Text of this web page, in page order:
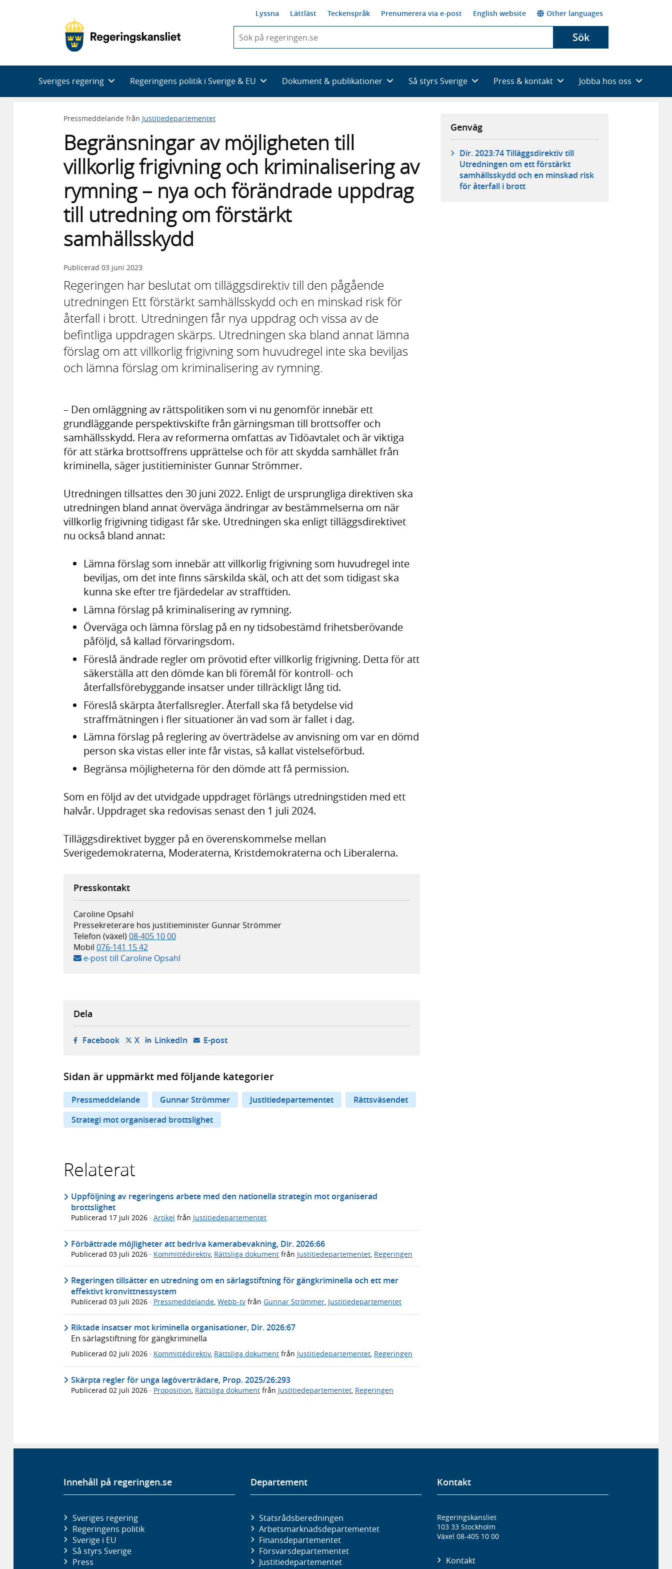
Lyssna Lättläst Teckenspråk Prenumerera via e-post English website Other languages
du
skriva
framträder
en
Sök
Sveriges regering Regeringens politik i Sverige & EU Dokument & publikationer Så styrs Sverige Press & kontakt Jobba hos oss
Pressmeddelande från Justitiedepartementet
Begränsningar av möjligheten till
villkorlig frigivning och kriminalisering av
rymning – nya och förändrade uppdrag
till utredning om förstärkt
samhällsskydd
Publicerad 03 juni 2023
Regeringen har beslutat om tilläggsdirektiv till den pågående
utredningen Ett förstärkt samhällsskydd och en minskad risk för
återfall i brott. Utredningen får nya uppdrag och vissa av de
befintliga uppdragen skärps. Utredningen ska bland annat lämna
förslag om att villkorlig frigivning som huvudregel inte ska beviljas
och lämna förslag om kriminalisering av rymning.
– Den omläggning av rättspolitiken som vi nu genomför innebär ett
grundläggande perspektivskifte från gärningsman till brottsoffer och
samhällsskydd. Flera av reformerna omfattas av Tidöavtalet och är viktiga
för att stärka brottsoffrens upprättelse och för att skydda samhället från
kriminella, säger justitieminister Gunnar Strömmer.
Utredningen tillsattes den 30 juni 2022. Enligt de ursprungliga direktiven ska
utredningen bland annat överväga ändringar av bestämmelserna om när
villkorlig frigivning tidigast får ske. Utredningen ska enligt tilläggsdirektivet
nu också bland annat:
Lämna förslag som innebär att villkorlig frigivning som huvudregel inte
beviljas, om det inte finns särskilda skäl, och att det som tidigast ska
kunna ske efter tre fjärdedelar av strafftiden.
Lämna förslag på kriminalisering av rymning.
Överväga och lämna förslag på en ny tidsobestämd frihetsberövande
påföljd, så kallad förvaringsdom.
Föreslå ändrade regler om prövotid efter villkorlig frigivning. Detta för att
säkerställa att den dömde kan bli föremål för kontroll- och
återfallsförebyggande insatser under tillräckligt lång tid.
Föreslå skärpta återfallsregler. Återfall ska få betydelse vid
straffmätningen i fler situationer än vad som är fallet i dag.
Lämna förslag på reglering av överträdelse av anvisning om var en dömd
person ska vistas eller inte får vistas, så kallat vistelseförbud.
Begränsa möjligheterna för den dömde att få permission.
Som en följd av det utvidgade uppdraget förlängs utredningstiden med ett
halvår. Uppdraget ska redovisas senast den 1 juli 2024.
Tilläggsdirektivet bygger på en överenskommelse mellan
Sverigedemokraterna, Moderaterna, Kristdemokraterna och Liberalerna.
Presskontakt
Caroline Opsahl
Pressekreterare hos justitieminister Gunnar Strömmer
Telefon (växel) 08-405 10 00
Mobil 076-141 15 42
e-post till Caroline Opsahl
Genväg
Dir. 2023:74 Tilläggsdirektiv till
Utredningen om ett förstärkt
samhällsskydd och en minskad risk
för återfall i brott
Dela
Facebook- öppnas i ny flik, extern webbplats,
X- öppnas i ny flik, extern webbplats,
LinkedIn- öppnas i ny flik, extern webbplats,
E-post- öppnar din e-postklient,
Sidan är uppmärkt med följande kategorier
Pressmeddelande Gunnar Strömmer Justitiedepartementet
Rättsväsendet
Strategi mot organiserad brottslighet
Relaterat
Uppföljning av regeringens arbete med den nationella strategin mot organiserad
brottslighet
Publicerad 17 juli 2026 · Artikel från Justitiedepartementet
Förbättrade möjligheter att bedriva kamerabevakning, Dir. 2026:66
Publicerad 03 juli 2026 · Kommittédirektiv, Rättsliga dokument från Justitiedepartementet, Regeringen
Regeringen tillsätter en utredning om en särlagstiftning för gängkriminella och ett mer
effektivt kronvittnessystem
Publicerad 03 juli 2026 · Pressmeddelande Webb-tv från Gunnar Strömmer Justitiedepartementet
Riktade insatser mot kriminella organisationer, Dir. 2026:67
En särlagstiftning för gängkriminella
Publicerad 02 juli 2026 · Kommittédirektiv, Rättsliga dokument från Justitiedepartementet, Regeringen
Skärpta regler för unga lagöverträdare, Prop. 2025/26:293
Publicerad 02 juli 2026 · Proposition, Rättsliga dokument från Justitiedepartementet, Regeringen
Innehåll på regeringen.se
Sveriges regering
Regeringens politik
Sverige i EU
Så styrs Sverige
Press
Departement
Statsrådsberedningen
Arbetsmarknads­departementet
Finans­departementet
Försvars­departementet
Justitie­departementet
Kontakt
Regeringskansliet
103 33 Stockholm
Växel 08-405 10 00
Kontakt